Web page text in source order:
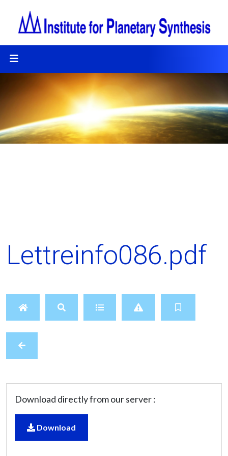
Lettreinfo086.pdf
Download directly from our server :
Download